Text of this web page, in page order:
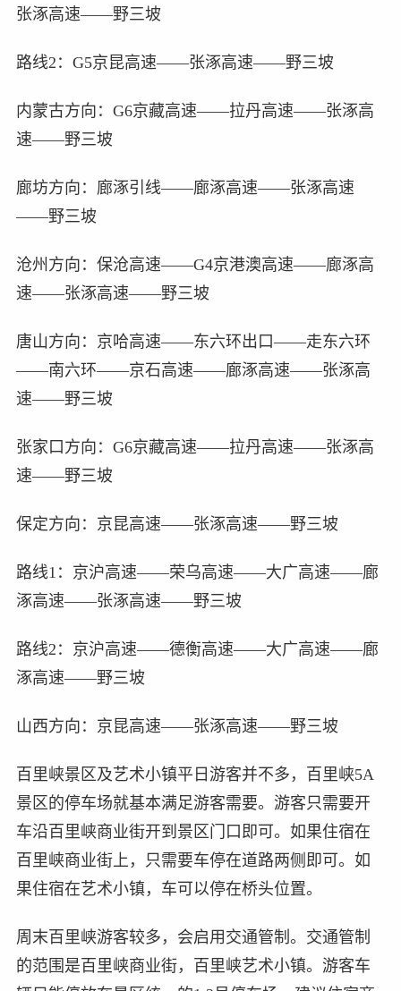
张涿高速——野三坡
路线2：G5京昆高速——张涿高速——野三坡
内蒙古方向：G6京藏高速——拉丹高速——张涿高
速——野三坡
廊坊方向：廊涿引线——廊涿高速——张涿高速
——野三坡
沧州方向：保沧高速——G4京港澳高速——廊涿高
速——张涿高速——野三坡
唐山方向：京哈高速——东六环出口——走东六环
——南六环——京石高速——廊涿高速——张涿高
速——野三坡
张家口方向：G6京藏高速——拉丹高速——张涿高
速——野三坡
保定方向：京昆高速——张涿高速——野三坡
路线1：京沪高速——荣乌高速——大广高速——廊
涿高速——张涿高速——野三坡
路线2：京沪高速——德衡高速——大广高速——廊
涿高速——野三坡
山西方向：京昆高速——张涿高速——野三坡
百里峡景区及艺术小镇平日游客并不多，百里峡5A
景区的停车场就基本满足游客需要。游客只需要开
车沿百里峡商业街开到景区门口即可。如果住宿在
百里峡商业街上，只需要车停在道路两侧即可。如
果住宿在艺术小镇，车可以停在桥头位置。
周末百里峡游客较多，会启用交通管制。交通管制
的范围是百里峡商业街，百里峡艺术小镇。游客车